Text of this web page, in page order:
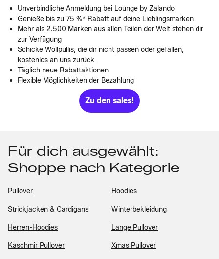
Unverbindliche Anmeldung bei Lounge by Zalando
Genieße bis zu 75 %* Rabatt auf deine Lieblingsmarken
Mehr als 2.500 Marken aus allen Teilen der Welt stehen dir
zur Verfügung
Schicke Wollpullis, die dir nicht passen oder gefallen,
kostenlos an uns zurück
Täglich neue Rabattaktionen
Flexible Möglichkeiten der Bezahlung
Zu den sales!
Für dich ausgewählt:
Shoppe nach Kategorie
Pullover Hoodies
Strickjacken & Cardigans Winterbekleidung
Herren-Hoodies Lange Pullover
Kaschmir Pullover Xmas Pullover